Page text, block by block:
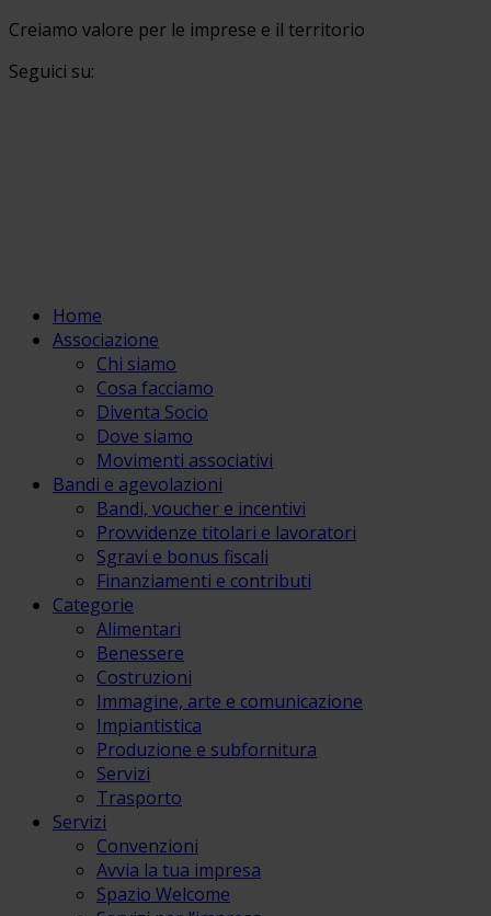
Creiamo valore per le imprese e il territorio
Seguici su:
Home
Associazione
Chi siamo
Cosa facciamo
Diventa Socio
Dove siamo
Movimenti associativi
Bandi e agevolazioni
Bandi, voucher e incentivi
Provvidenze titolari e lavoratori
Sgravi e bonus fiscali
Finanziamenti e contributi
Categorie
Alimentari
Benessere
Costruzioni
Immagine, arte e comunicazione
Impiantistica
Produzione e subfornitura
Servizi
Trasporto
Servizi
Convenzioni
Avvia la tua impresa
Spazio Welcome